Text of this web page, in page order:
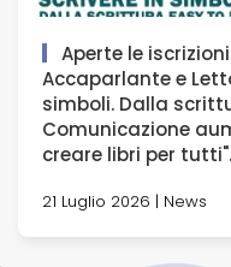
Aperte le
Accaparlante e
simboli. Dalla
Comunicazione
creare libri per tutti".
21 Luglio 2026 | News